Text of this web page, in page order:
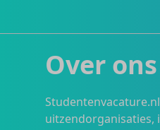
Over ons
uitzendorganisaties,